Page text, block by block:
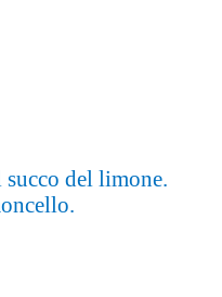
del limone.